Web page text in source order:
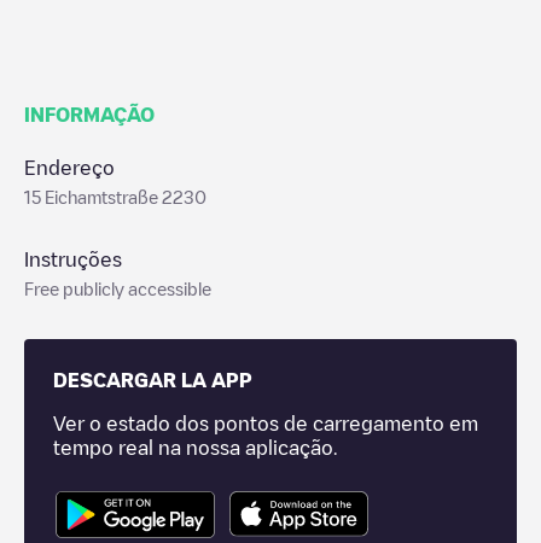
INFORMAÇÃO
Endereço
15 Eichamtstraße 2230
Instruções
Free publicly accessible
DESCARGAR LA APP
Ver o estado dos pontos de carregamento em
tempo real na nossa aplicação.